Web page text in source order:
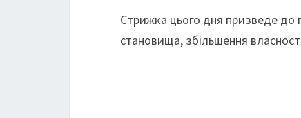
Стрижка цього дня призведе до
становища, збільшення